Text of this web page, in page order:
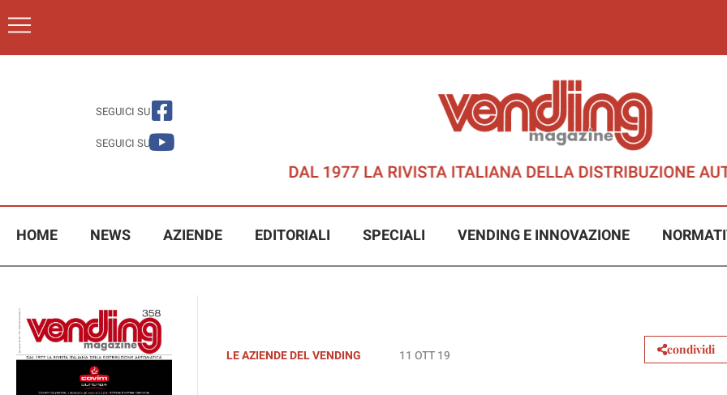
SEGUICI SU
SEGUICI SU
HOME NEWS AZIENDE EDITORIALI SPECIALI VENDING E INNOVAZIONE
LE AZIENDE DEL VENDING 11 OTT 19 condividi